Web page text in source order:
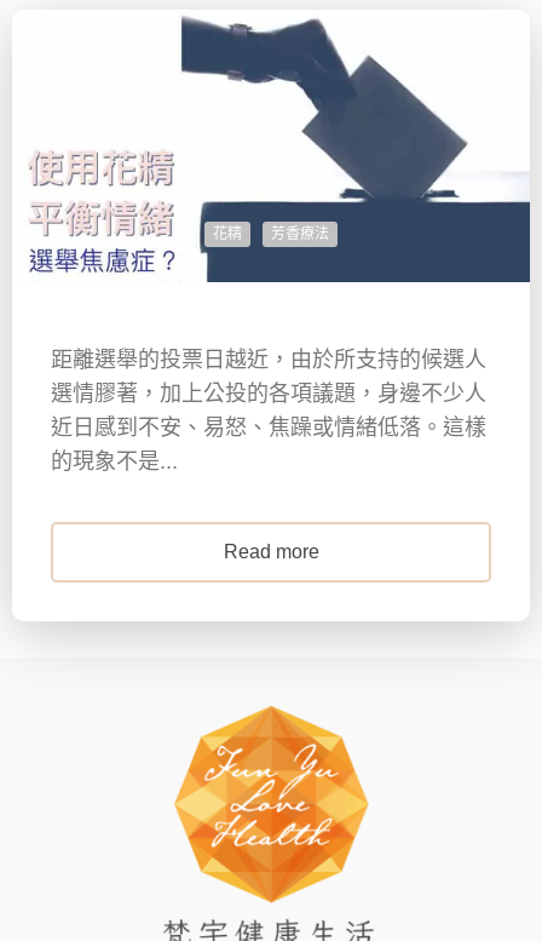
花精 芳香療法
距離選舉的投票日越近，由於所支持的候選人
選情膠著，加上公投的各項議題，身邊不少人
近日感到不安、易怒、焦躁或情緒低落。這樣
的現象不是...
Read more